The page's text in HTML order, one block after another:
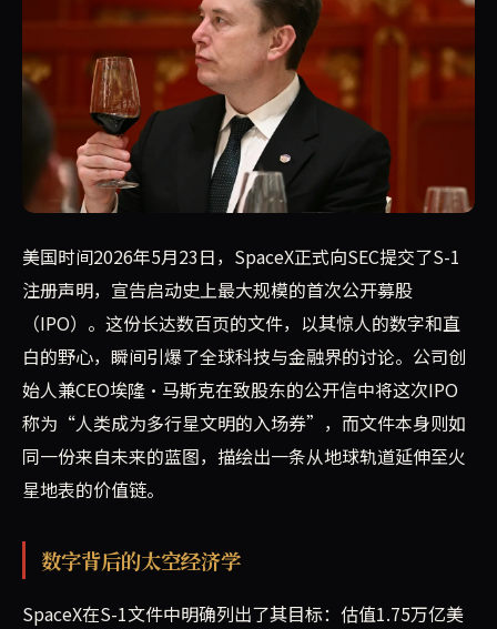
SpaceX终于提交S-1文件，启动史上最大IPO。36页风险
美国时间2026年5月23日，SpaceX正式向SEC提交了S-1
注册声明，宣告启动史上最大规模的首次公开募股
（IPO）。这份长达数百页的文件，以其惊人的数字和直
白的野心，瞬间引爆了全球科技与金融界的讨论。公司创
始人兼CEO埃隆·马斯克在致股东的公开信中将这次IPO
称为“人类成为多行星文明的入场券”，而文件本身则如
同一份来自未来的蓝图，描绘出一条从地球轨道延伸至火
星地表的价值链。
数字背后的太空经济学
SpaceX在S-1文件中明确列出了其目标：估值1.75万亿美